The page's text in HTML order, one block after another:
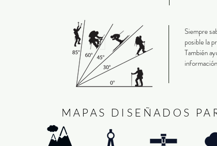
Siempre
posible la
También
MAPAS DISEÑADOS